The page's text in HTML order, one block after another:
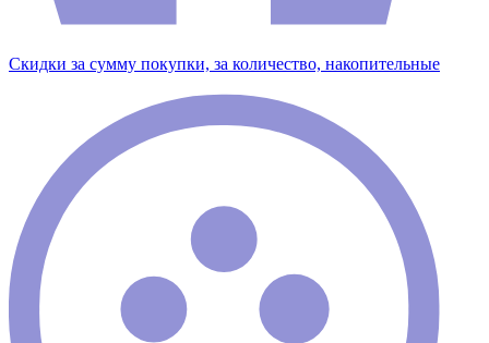
Скидки за сумму покупки, за количество, накопительные